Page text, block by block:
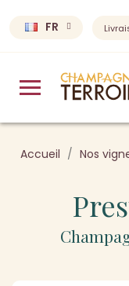
FR
Accueil Nos